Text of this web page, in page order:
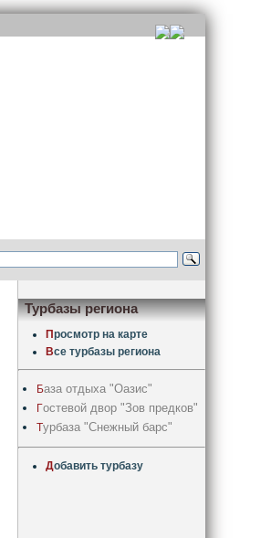
Турбазы региона
Просмотр на карте
Все турбазы региона
База отдыха "Оазис"
Гостевой двор "Зов предков"
Турбаза "Снежный барс"
Добавить турбазу